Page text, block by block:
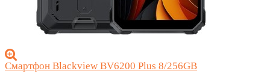
Смартфон Blackview BV6200 Plus 8/256GB